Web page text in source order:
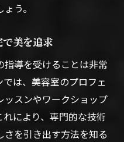
う。
美を追求
指導を受けることは非常
は、美容室のプロフェ
ッスンやワークショップ
により、専門的な技術
を引き出す方法を知る